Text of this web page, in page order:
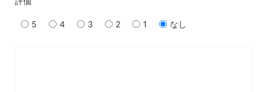
5 4 3 2 1 なし